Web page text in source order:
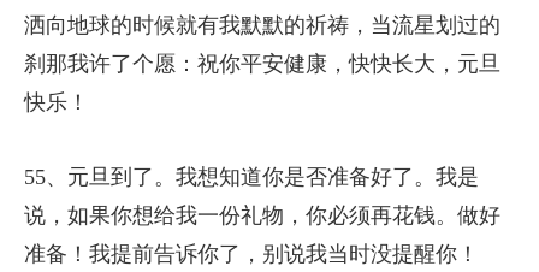
洒向地球的时候就有我默默的祈祷，当流星划过的
刹那我许了个愿：祝你平安健康，快快长大，元旦
快乐！
55、元旦到了。我想知道你是否准备好了。我是
说，如果你想给我一份礼物，你必须再花钱。做好
准备！我提前告诉你了，别说我当时没提醒你！